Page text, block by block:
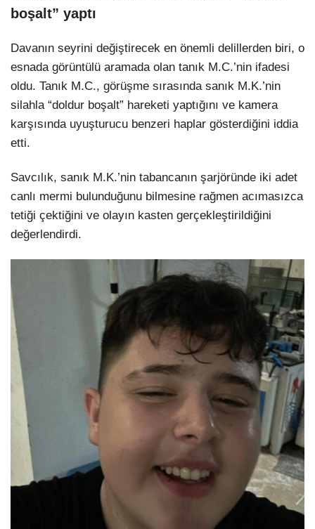
boşalt” yaptı
Davanın seyrini değiştirecek en önemli delillerden biri, o
esnada görüntülü aramada olan tanık M.C.’nin ifadesi
oldu. Tanık M.C., görüşme sırasında sanık M.K.’nin
silahla “doldur boşalt” hareketi yaptığını ve kamera
karşısında uyuşturucu benzeri haplar gösterdiğini iddia
etti.
Savcılık, sanık M.K.’nin tabancanın şarjöründe iki adet
canlı mermi bulunduğunu bilmesine rağmen acımasızca
tetiği çektiğini ve olayın kasten gerçekleştirildiğini
değerlendirdi.